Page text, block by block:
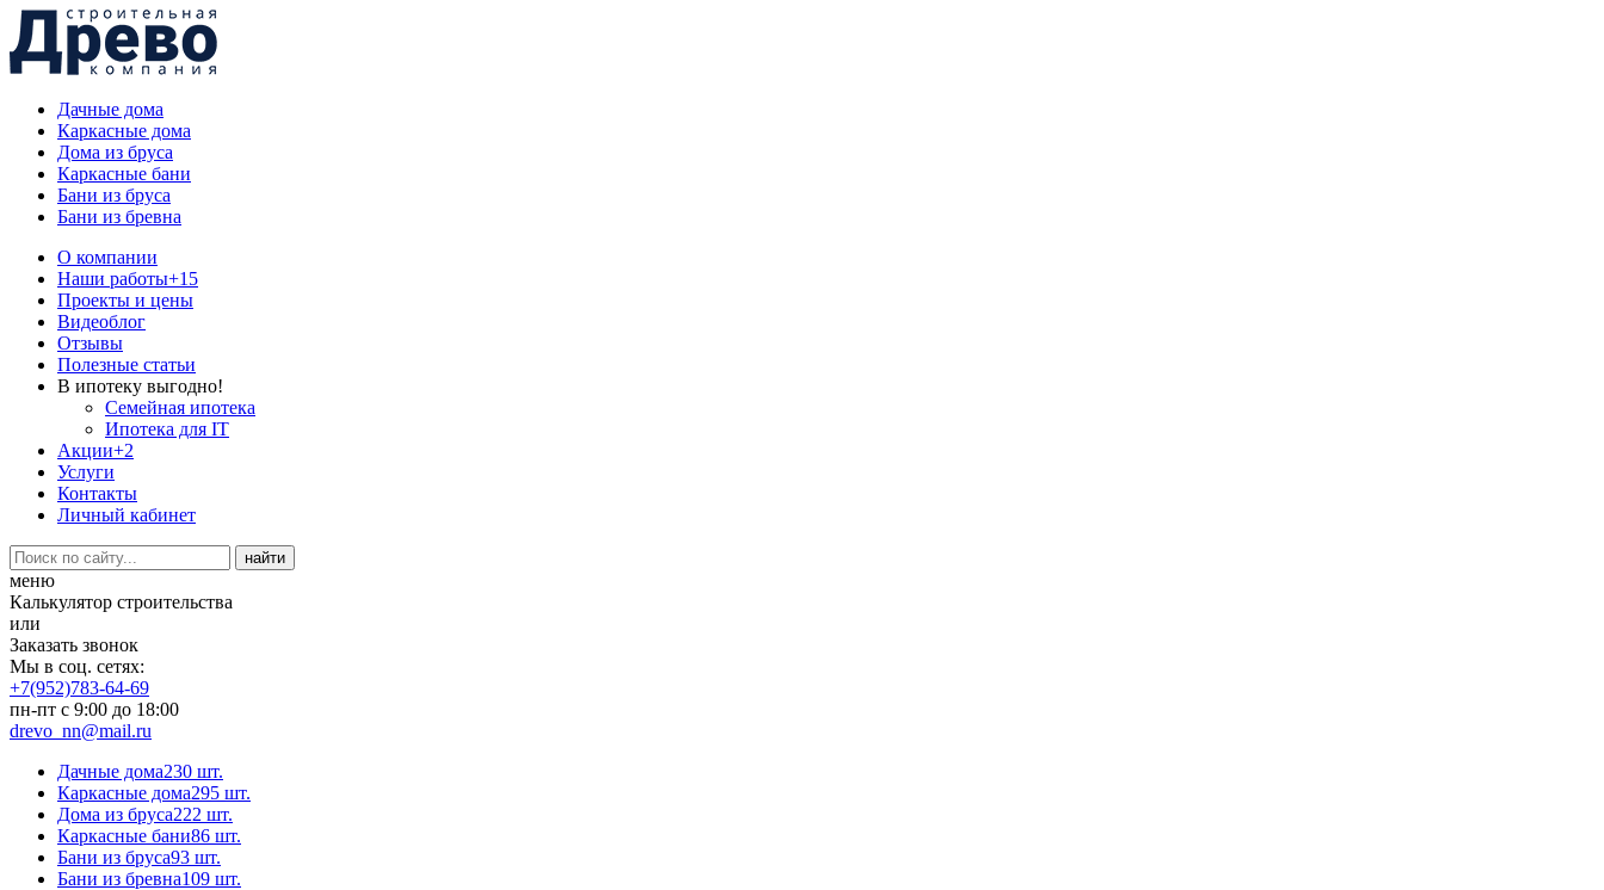
Дачные дома
Каркасные дома
Дома из бруса
Каркасные бани
Бани из бруса
Бани из бревна
О компании
Наши работы+15
Проекты и цены
Видеоблог
Отзывы
Полезные статьи
В ипотеку выгодно!
Семейная ипотека
Ипотека для IT
Акции+2
Услуги
Контакты
Личный кабинет
меню
Калькулятор строительства
или
Заказать звонок
Мы в соц. сетях:
+7(952)783-64-69
пн-пт с 9:00 до 18:00
drevo_nn@mail.ru
Дачные дома230 шт.
Каркасные дома295 шт.
Дома из бруса222 шт.
Каркасные бани86 шт.
Бани из бруса93 шт.
Бани из бревна109 шт.